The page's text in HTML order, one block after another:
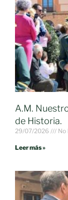
A.M.
de Historia.
29/07/2026 No
Leer más »